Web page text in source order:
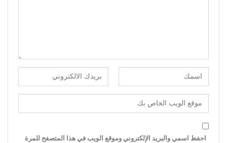
احفظ اسمي والبريد الإلكتروني وموقع الويب في هذا المتصفح للمرة